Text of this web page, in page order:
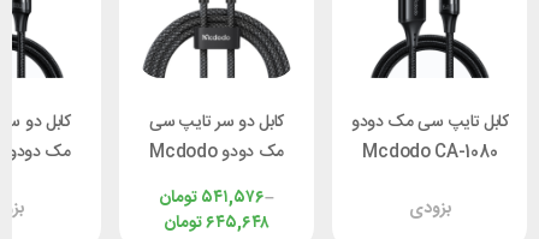
کابل تایپ سی مک دودو
Mcdodo CA-1080
وات
بزودی
کابل دو سر تایپ سی
مک دودو Mcdodo
وات طول 1.2 متر تومان۵۴۱,۵۷۶–
تومان۶۴۵,۶۴۸
کابل دو
توان 100 وات